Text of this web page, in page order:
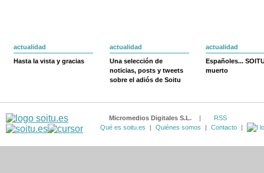
actualidad
Hasta la vista y gracias
actualidad
Una selección de
noticias, posts y tweets
sobre el adiós de Soitu
actualidad
Españoles...
muerto
Micromedios Digitales S.L. |
RSS
Qué es soitu.es
| Quiénes somos | Contacto |